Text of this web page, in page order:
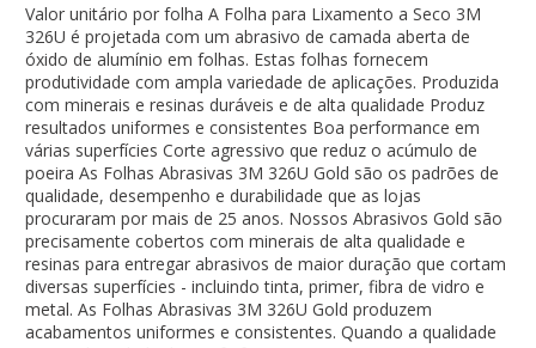
Valor unitário por folha A Folha para Lixamento a Seco 3M
326U é projetada com um abrasivo de camada aberta de
óxido de alumínio em folhas. Estas folhas fornecem
produtividade com ampla variedade de aplicações. Produzida
com minerais e resinas duráveis e de alta qualidade Produz
resultados uniformes e consistentes Boa performance em
várias superfícies Corte agressivo que reduz o acúmulo de
poeira As Folhas Abrasivas 3M 326U Gold são os padrões de
qualidade, desempenho e durabilidade que as lojas
procuraram por mais de 25 anos. Nossos Abrasivos Gold são
precisamente cobertos com minerais de alta qualidade e
resinas para entregar abrasivos de maior duração que cortam
diversas superfícies - incluindo tinta, primer, fibra de vidro e
metal. As Folhas Abrasivas 3M 326U Gold produzem
acabamentos uniformes e consistentes. Quando a qualidade